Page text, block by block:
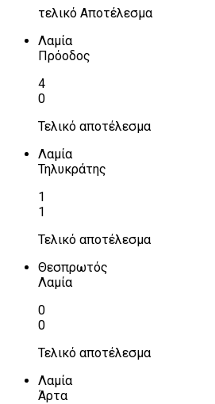
τελικό Αποτέλεσμα
Λαμία
Πρόοδος
4
0
Τελικό αποτέλεσμα
Λαμία
Τηλυκράτης
1
1
Τελικό αποτέλεσμα
Θεσπρωτός
Λαμία
0
0
Τελικό αποτέλεσμα
Λαμία
Άρτα